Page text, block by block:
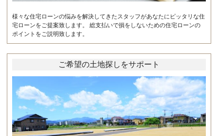
様々な住宅ローンの悩みを解決してきたスタッフがあなたにピッタリな住
宅ローンをご提案致します。 総支払いで損をしないための住宅ローンの
ポイントをご説明致します。
ご希望の土地探しをサポート